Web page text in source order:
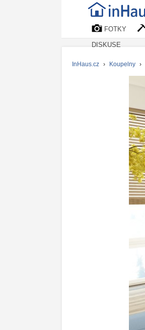
FOTKY
DISKUSE
InHaus.cz › Koupelny ›